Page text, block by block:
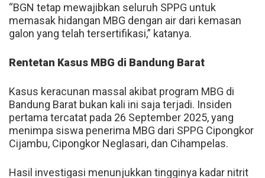
“BGN tetap mewajibkan seluruh SPPG untuk
memasak hidangan MBG dengan air dari kemasan
galon yang telah tersertifikasi,” katanya.
Rentetan Kasus MBG di Bandung Barat
Kasus keracunan massal akibat program MBG di
Bandung Barat bukan kali ini saja terjadi. Insiden
pertama tercatat pada 26 September 2025, yang
menimpa siswa penerima MBG dari SPPG Cipongkor
Cijambu, Cipongkor Neglasari, dan Cihampelas.
Hasil investigasi menunjukkan tingginya kadar nitrit